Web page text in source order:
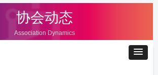
协会动态
Association Dynamics